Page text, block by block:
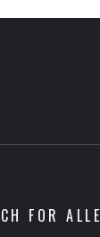
FOR ALLE